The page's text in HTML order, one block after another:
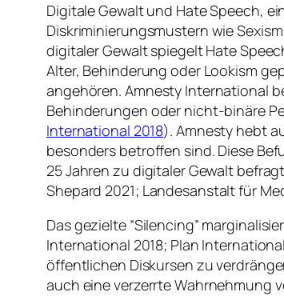
Digitale Gewalt und Hate Speech,
Diskriminierungsmustern wie
digitaler Gewalt spiegelt Hate
Alter, Behinderung oder Lookism
angehören. Amnesty International
Behinderungen oder nicht-binäre
International 2018). Amnesty hebt
besonders betroffen sind. Diese
25 Jahren zu digitaler Gewalt
Shepard 2021; Landesanstalt für
Das gezielte “Silencing”
International 2018; Plan
öffentlichen Diskursen zu
auch eine verzerrte Wahrnehmung